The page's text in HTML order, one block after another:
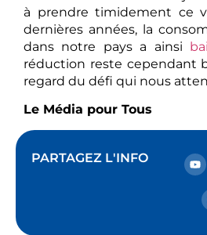
à prendre timidement ce
dernières années, la
dans notre pays a ainsi
réduction reste cependant
regard du défi qui nous
Le Média pour Tous
PARTAGEZ L'INFO